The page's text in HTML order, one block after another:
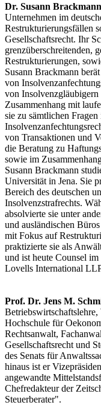
Dr. Susann Brackmann
Unternehmen im
Restrukturierungsfällen
Gesellschaftsrecht. Ihr
grenzüberschreitenden,
Restrukturierungen,
Susann Brackmann
von
von
Zusammenhang mit
sie zu sämtlichen
von Transaktionen und
die Beratung zu
sowie im
Susann Brackmann
Universität in Jena. Sie
Bereich des deutschen
Insolvenzstrafrechts.
absolvierte sie unter
und ausländischen
mit Fokus auf
praktizierte sie als
und ist heute Counsel
Lovells International
Prof. Dr. Jens M.
Hochschule für
Rechtsanwalt,
Gesellschaftsrecht und
des Senats für
hinaus ist er
angewandte
Chefredakteur der
Steuerberater".